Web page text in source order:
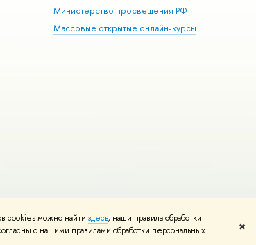
cookies можно найти здесь, наши правила обработки
с нашими правилами обработки персональных
✖
Министерство просвещения РФ
Массовые открытые онлайн-курсы
Редактору